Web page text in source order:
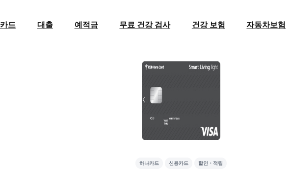
카드 대출 예적금 무료 건강 검사 건강 보험 자동차보험
하나카드 신용카드 할인・적립